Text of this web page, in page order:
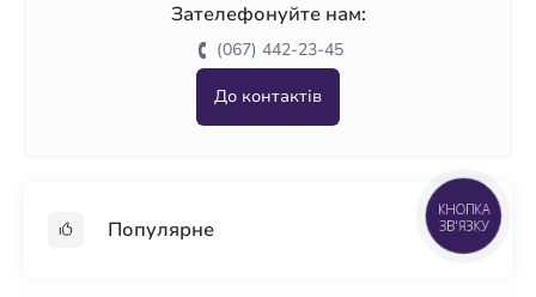
Зателефонуйте нам:
(067) 442-23-45
До контактів
Популярне
КНОПКА
ЗВ'ЯЗКУ